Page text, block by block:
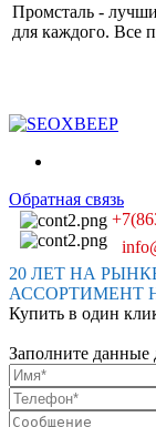
Промсталь -
для каждого. Все
Обратная связь
20 ЛЕТ НА
АССОРТИМЕНТ
Купить в один
Заполните данные